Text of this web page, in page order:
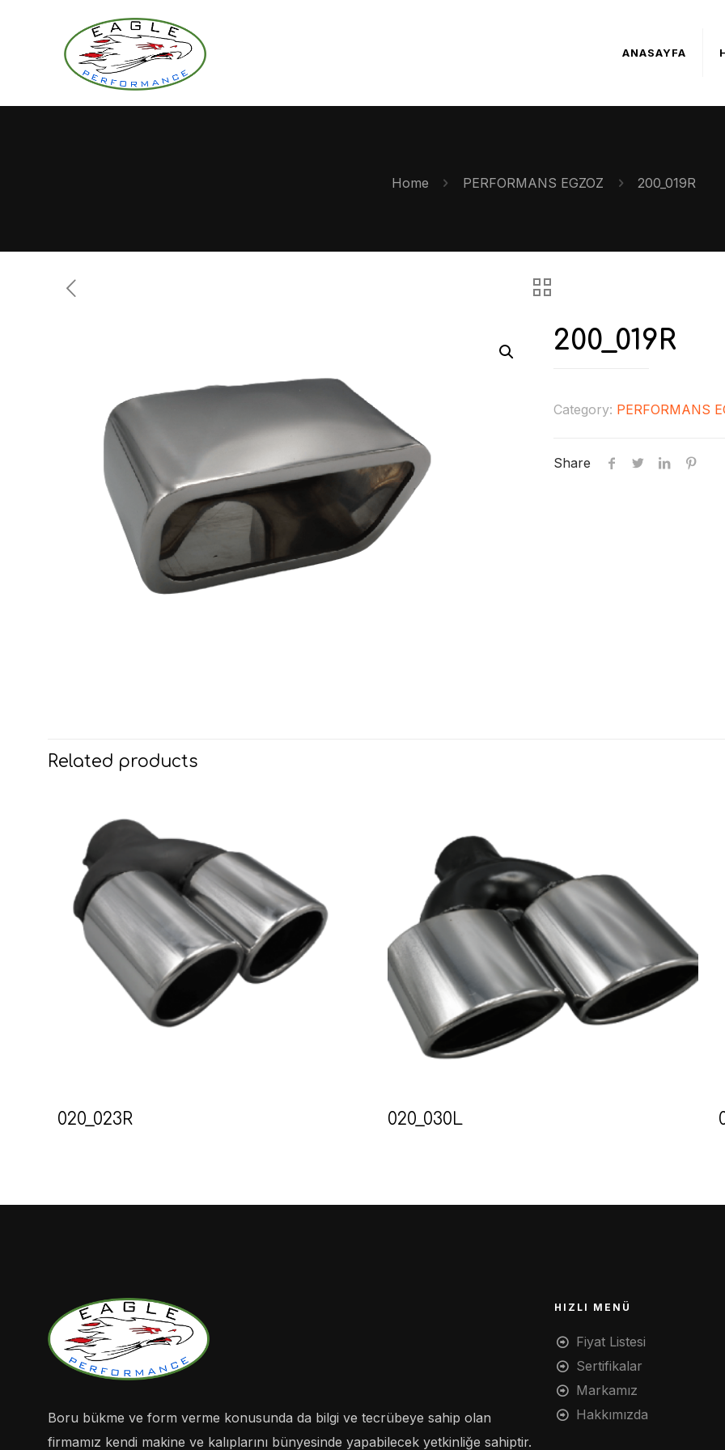
ANASAYFA
Home PERFORMANS EGZOZ 200_019R
200_019R
Category: PERFORMANS
Share
Related products
020_023R 020_030L
Boru bükme ve form verme konusunda da bilgi ve tecrübeye sahip olan
firmamız kendi makine ve kalıplarını bünyesinde yapabilecek yetkinliğe sahiptir.
HIZLI MENÜ
Fiyat Listesi
Sertifikalar
Markamız
Hakkımızda